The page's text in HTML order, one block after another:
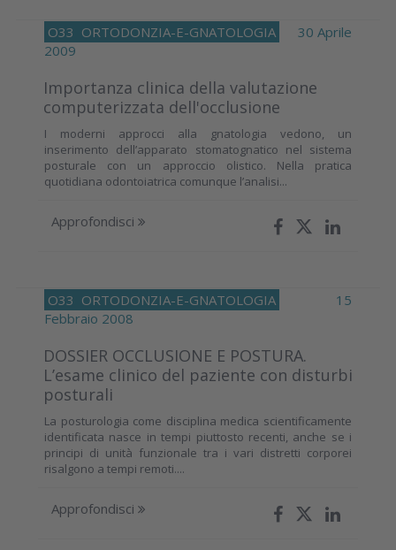
O33 ORTODONZIA-E-GNATOLOGIA
30 Aprile
2009
Importanza clinica della valutazione
computerizzata dell'occlusione
I moderni approcci alla gnatologia vedono, un
inserimento dell’apparato stomatognatico nel sistema
posturale con un approccio olistico. Nella pratica
quotidiana odontoiatrica comunque l’analisi...
Approfondisci
O33 ORTODONZIA-E-GNATOLOGIA
15
Febbraio 2008
DOSSIER OCCLUSIONE E POSTURA.
L’esame clinico del paziente con disturbi
posturali
La posturologia come disciplina medica scientificamente
identificata nasce in tempi piuttosto recenti, anche se i
principi di unità funzionale tra i vari distretti corporei
risalgono a tempi remoti....
Approfondisci